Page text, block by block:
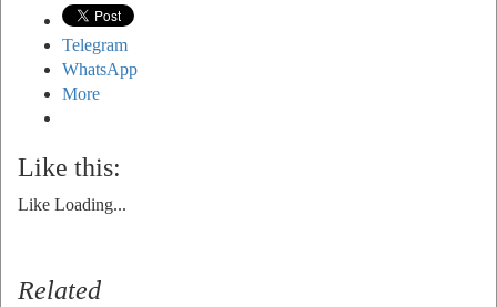
Telegram
WhatsApp
More
Like this:
Like Loading...
Related